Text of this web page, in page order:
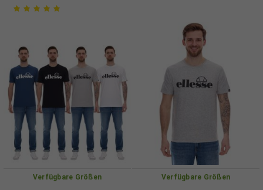
Verfügbare Größen Verfügbare Größen